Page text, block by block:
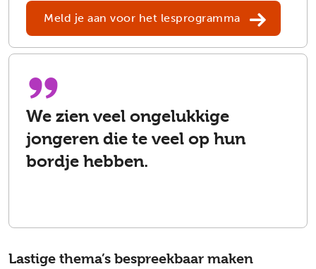
Meld je aan voor het lesprogramma
We zien veel ongelukkige
jongeren die te veel op hun
bordje hebben.
Lastige thema’s bespreekbaar maken